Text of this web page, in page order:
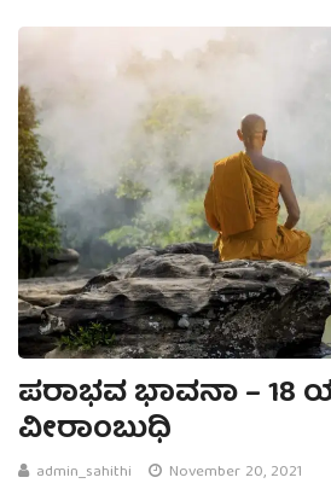
ಪರಾಭವ ಭಾವನಾ –
ವೀರಾಂಬುಧಿ
admin_sahithi November 20, 2021